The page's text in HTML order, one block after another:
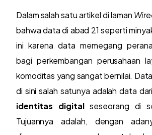
Dalam salah satu artikel di laman
bahwa data di abad 21 seperti
ini karena data memegang
bagi perkembangan perusahaan
komoditas yang sangat bernilai.
di sini salah satunya adalah data
identitas digitalseseorang di
Tujuannya adalah, dengan